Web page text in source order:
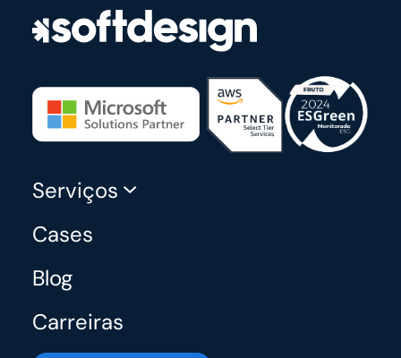
Serviços
Cases
Blog
Carreiras